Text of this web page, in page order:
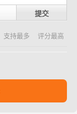
提交
支持最多 评分最高